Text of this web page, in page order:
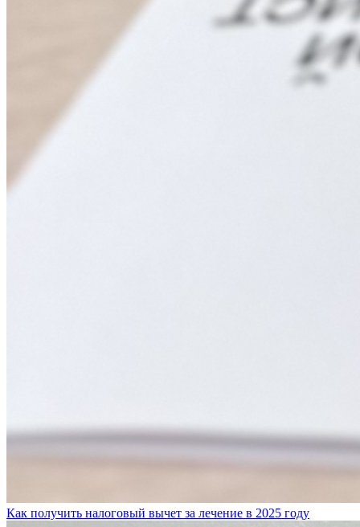
Как получить налоговый вычет за лечение в 2025 году